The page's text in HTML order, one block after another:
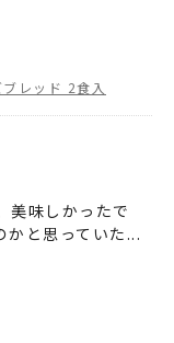
ブレッド 2食入
美味しかったで
かと思っていた ...